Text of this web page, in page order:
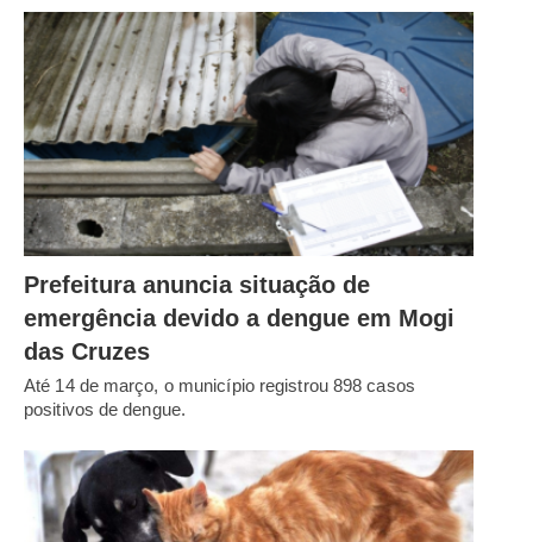
Prefeitura anuncia situação de
emergência devido a dengue em Mogi
das Cruzes
Até 14 de março, o município registrou 898 casos
positivos de dengue.